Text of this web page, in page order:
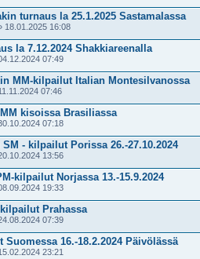
turnaus la 25.1.2025 Sastamalassa
18.01.2025 16:08
la 7.12.2024 Shakkiareenalla
07:49
MM-kilpailut Italian Montesilvanossa
07:46
kisoissa Brasiliassa
07:18
- kilpailut Porissa 26.-27.10.2024
13:56
kilpailut Norjassa 13.-15.9.2024
19:33
Prahassa
07:39
16.-18.2.2024 Päivölässä
23:21